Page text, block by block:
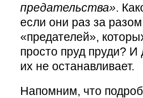
предательства».
если они раз за
«предателей»,
просто пруд пруди? И
их не останавливает.
Напомним, что